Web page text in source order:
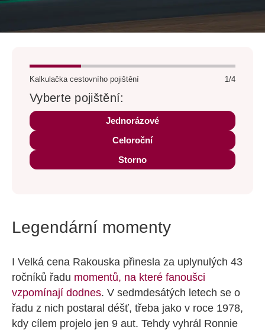
Kalkulačka cestovního pojištění 1/4
Vyberte pojištění:
Jednorázové
Celoroční
Storno
Legendární momenty
I Velká cena Rakouska přinesla za uplynulých 43
ročníků řadu momentů, na které fanoušci
vzpomínají dodnes. V sedmdesátých letech se o
řadu z nich postaral déšť, třeba jako v roce 1978,
kdy cílem projelo jen 9 aut. Tehdy vyhrál Ronnie